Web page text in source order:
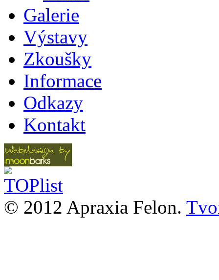
Galerie
Výstavy
Zkoušky
Informace
Odkazy
Kontakt
© 2012 Apraxia Felon.